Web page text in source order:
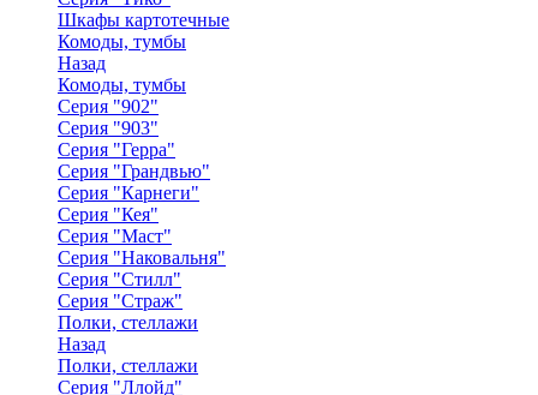
Шкафы картотечные
Комоды, тумбы
Назад
Комоды, тумбы
Серия "902"
Серия "903"
Серия "Герра"
Серия "Грандвью"
Серия "Карнеги"
Серия "Кея"
Серия "Маст"
Серия "Наковальня"
Серия "Стилл"
Серия "Страж"
Полки, стеллажи
Назад
Полки, стеллажи
Серия "Ллойд"